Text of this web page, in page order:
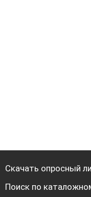
Скачать опросный
Поиск по